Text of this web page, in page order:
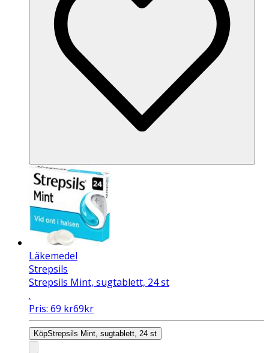
Läkemedel
Strepsils
Strepsils Mint, sugtablett, 24 st
.
Pris: 69 kr69kr
KöpStrepsils Mint, sugtablett, 24 st